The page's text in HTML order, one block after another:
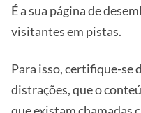
É a sua página de
visitantes em pistas.
Para isso, certifique-se
distrações, que o